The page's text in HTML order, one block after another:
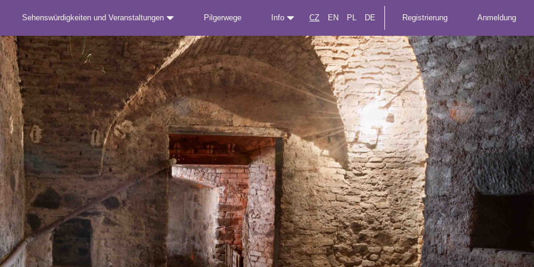
Sehenswürdigkeiten und Veranstaltungen Pilgerwege Info CZ EN PL DE Registrierung Anmeldung